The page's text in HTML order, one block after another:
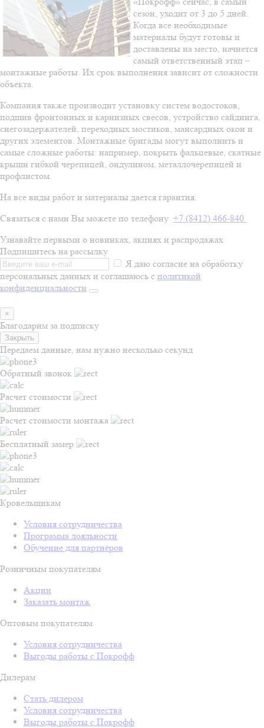
сезон, уходит от 3 до 5 дней.
Когда все необходимые
материалы будут готовы и
доставлены на место, начнется
самый ответственный этап –
монтажные работы. Их срок выполнения зависит от сложности
объекта.
Компания также производит установку систем водостоков,
подшив фронтонных и карнизных свесов, устройство сайдинга,
снегозадержателей, переходных мостиков, мансардных окон и
других элементов. Монтажные бригады могут выполнить и
самые сложные работы: например, покрыть фальцевые, скатные
крыши гибкой черепицей, ондулином, металлочерепицей и
профлистом.
На все виды работ и материалы дается гарантия.
Связаться с нами Вы можете по телефону +7 (8412) 466-840
Узнавайте первыми о новинках, акциях и распродажах
Подпишитесь на рассылку
Я даю согласие на обработку
персональных данных и соглашаюсь с политикой
конфиденциальности
×
Благодарим за подписку
Закрыть
Передаем данные, нам нужно несколько секунд
Обратный звонок
Расчет стоимости
Расчет стоимости монтажа
Бесплатный замер
Кровельщикам
Условия сотрудничества
Программа лояльности
Обучение для партнёров
Розничным покупателям
Акции
Заказать монтаж
Оптовым покупателям
Условия сотрудничества
Выгоды работы с Покрофф
Дилерам
Стать дилером
Условия сотрудничества
Выгоды работы с Покрофф